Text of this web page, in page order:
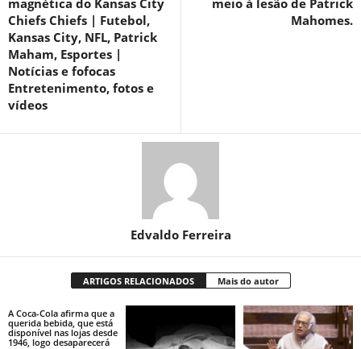
magnética do Kansas City
Chiefs Chiefs | Futebol,
Kansas City, NFL, Patrick
Maham, Esportes |
Notícias e fofocas
Entretenimento, fotos e
vídeos
meio à lesão de Patrick
Mahomes.
Edvaldo Ferreira
ARTIGOS RELACIONADOS Mais do autor
A Coca-Cola afirma que a
querida bebida, que está
disponível nas lojas desde
1946, logo desaparecerá